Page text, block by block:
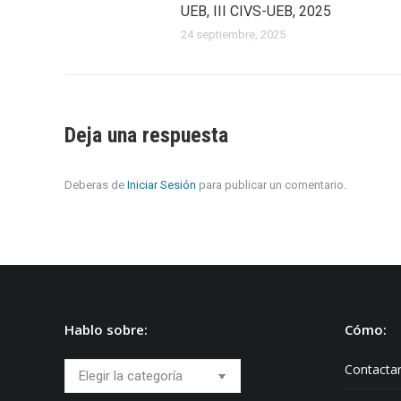
UEB, III CIVS-UEB, 2025
24 septiembre, 2025
Deja una respuesta
Deberas de Iniciar Sesión para publicar un comentario.
Hablo sobre:
Hablo
sobre:
Cómo:
Contactar